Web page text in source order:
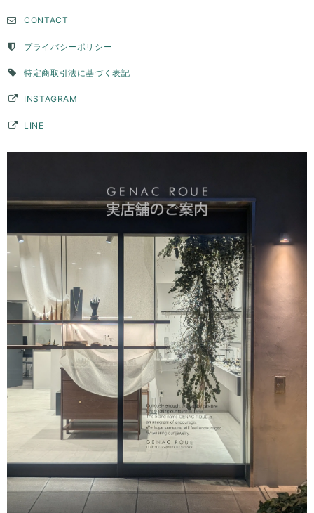
できました。たくさんの問い合わせに真摯にご対応頂きとても感謝して
います。思っていたより、いい意味でデザイン性が高く主張もあり、と
ンを通すこともできたので、リングとして使用できない時はペンダント
トップとして身につけようかなと思っています。ずっと購入を検討して
につけることができてとても満足です。購入して本当に良かったです。
がとうございました。 毎日ご愛用いただいているとの事、
クセサリーとコーディネートして頂いてもさり気なくワン
ポイントで楽しんでいただけます。お手持ちのアイテムと
色んなコーディネート楽しんでください。長くご愛用いた
願いいたします。
バーチャームリング / silver R075
2026/03/28
デザインが素敵で、また丁寧に対応頂きました。
このたびはGENAC ROUEをご愛顧いただきありがとうご
ざいました。 お気に召して頂き大変嬉しく思います。 ま
た機会がございましたらよろしくお願いいたします。 あり
がとうございました。
アソートチャームリング / silver×brass R061
素敵なデザインでとっても可愛いです♡ これから沢山使って行きますね
CONTACT
プライバシーポリシー
特定商取引法に基づく表記
INSTAGRAM
LINE